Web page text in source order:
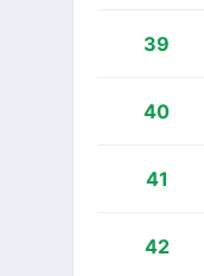
39
40
41
42